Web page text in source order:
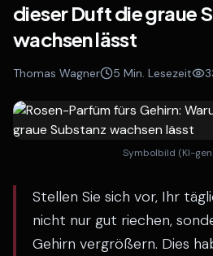
dieser Duft die graue
wachsen lässt
Thomas Wagner 5 Min. Lesezeit
Symbolbild (KI-
Stellen Sie sich vor, Ihr
nicht nur gut riechen,
Gehirn vergrößern. Dies